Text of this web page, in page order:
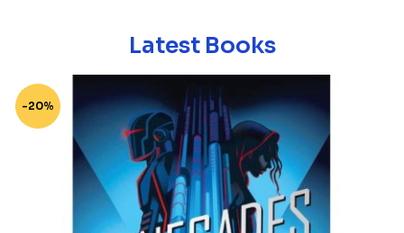
Latest Books
-20%